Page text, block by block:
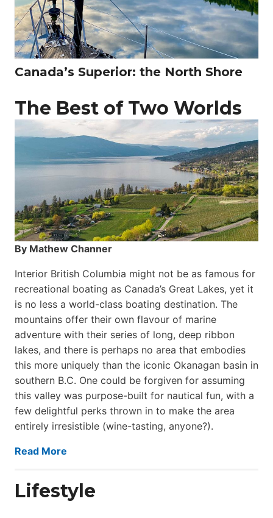
Canada’s Superior: the North Shore
The Best of Two Worlds
By Mathew Channer
Interior British Columbia might not be as famous for
recreational boating as Canada’s Great Lakes, yet it
is no less a world-class boat­ing destination. The
mountains offer their own flavour of marine
adventure with their series of long, deep ribbon
lakes, and there is perhaps no area that embodies
this more uniquely than the iconic Okanagan basin in
southern B.C. One could be forgiven for assuming
this valley was purpose-built for nautical fun, with a
few delightful perks thrown in to make the area
entirely irresistible (wine-tasting, anyone?).
Read More
Lifestyle